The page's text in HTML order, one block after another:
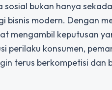
bukan hanya
bisnis modern. Dengan
mengambil keputusan
perilaku konsumen,
terus berkompetisi dan